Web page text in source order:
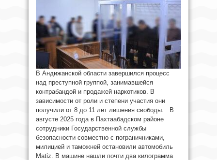
В Андижанской области завершился процесс
над преступной группой, занимавшейся
контрабандой и продажей наркотиков. В
зависимости от роли и степени участия они
получили от 8 до 11 лет лишения свободы. В
августе 2025 года в Пахтаабадском районе
сотрудники Государственной службы
безопасности совместно с пограничниками,
милицией и таможней остановили автомобиль
Matiz. В машине нашли почти два килограмма